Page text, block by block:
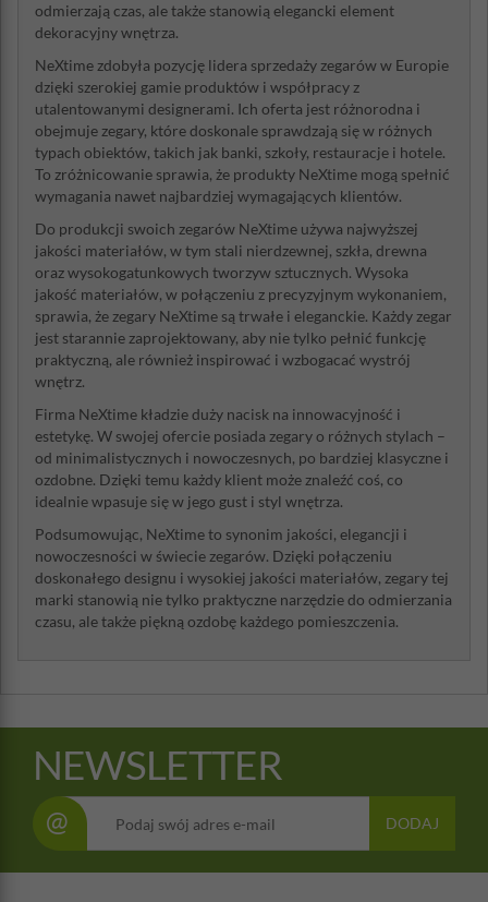
odmierzają czas, ale także stanowią elegancki element
dekoracyjny wnętrza.
NeXtime zdobyła pozycję lidera sprzedaży zegarów w Europie
dzięki szerokiej gamie produktów i współpracy z
utalentowanymi designerami. Ich oferta jest różnorodna i
obejmuje zegary, które doskonale sprawdzają się w różnych
typach obiektów, takich jak banki, szkoły, restauracje i hotele.
To zróżnicowanie sprawia, że produkty NeXtime mogą spełnić
wymagania nawet najbardziej wymagających klientów.
Do produkcji swoich zegarów NeXtime używa najwyższej
jakości materiałów, w tym stali nierdzewnej, szkła, drewna
oraz wysokogatunkowych tworzyw sztucznych. Wysoka
jakość materiałów, w połączeniu z precyzyjnym wykonaniem,
sprawia, że zegary NeXtime są trwałe i eleganckie. Każdy zegar
jest starannie zaprojektowany, aby nie tylko pełnić funkcję
praktyczną, ale również inspirować i wzbogacać wystrój
wnętrz.
Firma NeXtime kładzie duży nacisk na innowacyjność i
estetykę. W swojej ofercie posiada zegary o różnych stylach –
od minimalistycznych i nowoczesnych, po bardziej klasyczne i
ozdobne. Dzięki temu każdy klient może znaleźć coś, co
idealnie wpasuje się w jego gust i styl wnętrza.
Podsumowując, NeXtime to synonim jakości, elegancji i
nowoczesności w świecie zegarów. Dzięki połączeniu
doskonałego designu i wysokiej jakości materiałów, zegary tej
marki stanowią nie tylko praktyczne narzędzie do odmierzania
czasu, ale także piękną ozdobę każdego pomieszczenia.
NEWSLETTER
@ DODAJ